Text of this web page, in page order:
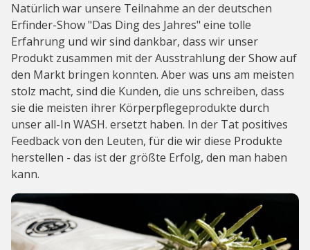
Natürlich war unsere Teilnahme an der deutschen
Erfinder-Show "Das Ding des Jahres" eine tolle
Erfahrung und wir sind dankbar, dass wir unser
Produkt zusammen mit der Ausstrahlung der Show auf
den Markt bringen konnten. Aber was uns am meisten
stolz macht, sind die Kunden, die uns schreiben, dass
sie die meisten ihrer Körperpflegeprodukte durch
unser all-In WASH. ersetzt haben. In der Tat positives
Feedback von den Leuten, für die wir diese Produkte
herstellen - das ist der größte Erfolg, den man haben
kann.